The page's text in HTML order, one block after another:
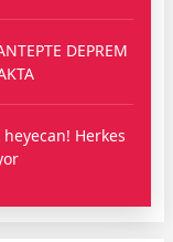
DEPREM
Herkes